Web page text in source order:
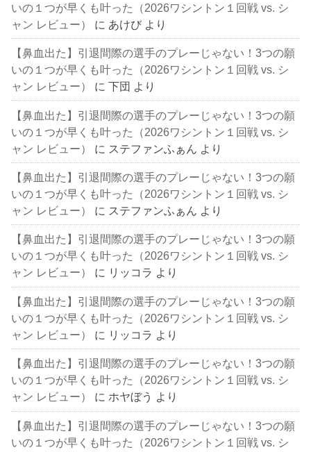
いの１つが早くも叶った（2026ワシントン１回戦 vs. シ
ャン レビュー）
に あけび より
【鼻血出た】引退間際の選手のプレーじゃない！3つの願
いの１つが早くも叶った（2026ワシントン１回戦 vs. シ
ャン レビュー）
に下団 より
【鼻血出た】引退間際の選手のプレーじゃない！3つの願
いの１つが早くも叶った（2026ワシントン１回戦 vs. シ
ャン レビュー）
に ステファンふぁん より
【鼻血出た】引退間際の選手のプレーじゃない！3つの願
いの１つが早くも叶った（2026ワシントン１回戦 vs. シ
ャン レビュー）
に ステファンふぁん より
【鼻血出た】引退間際の選手のプレーじゃない！3つの願
いの１つが早くも叶った（2026ワシントン１回戦 vs. シ
ャン レビュー）
に リッコラ より
【鼻血出た】引退間際の選手のプレーじゃない！3つの願
いの１つが早くも叶った（2026ワシントン１回戦 vs. シ
ャン レビュー）
に リッコラ より
【鼻血出た】引退間際の選手のプレーじゃない！3つの願
いの１つが早くも叶った（2026ワシントン１回戦 vs. シ
ャン レビュー）
に ホヤぼう より
【鼻血出た】引退間際の選手のプレーじゃない！3つの願
いの１つが早くも叶った（2026ワシントン１回戦 vs. シ